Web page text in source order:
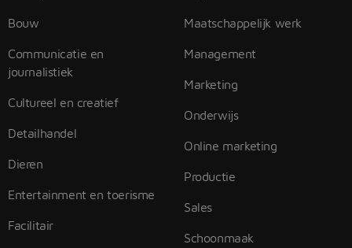
Bouw
Communicatie en
journalistiek
Cultureel en creatief
Detailhandel
Dieren
Entertainment en toerisme
Facilitair
Maatschappelijk werk
Management
Marketing
Onderwijs
Online marketing
Productie
Sales
Schoonmaak